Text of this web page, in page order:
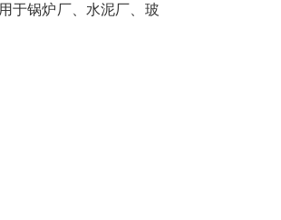
于锅炉厂、水泥厂、玻